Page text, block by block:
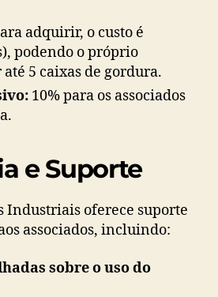
adquirir, o custo é
podendo o próprio
5 caixas de gordura.
10% para os associados
e Suporte
Industriais oferece suporte
associados, incluindo:
sobre o uso do